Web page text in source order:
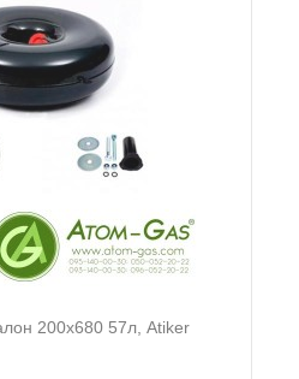
200х680 57л, Atiker